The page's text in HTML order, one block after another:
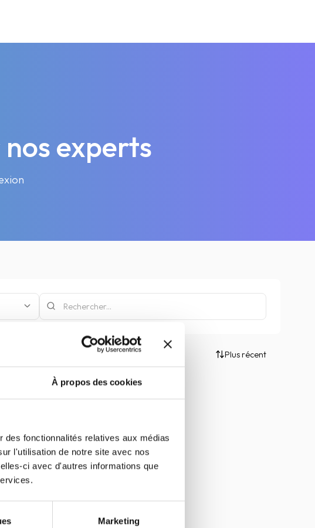
À propos des cookies
des fonctionnalités relatives aux médias
l'utilisation de notre site avec nos
ci avec d'autres informations que
Marketing
experts
Plus récent